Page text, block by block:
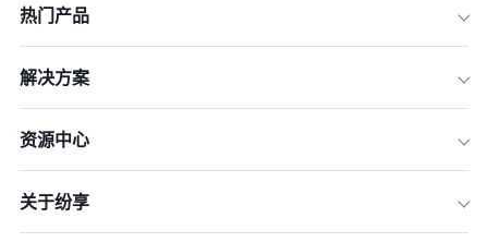
三、PaaS平台化创新迭代
热门产品
解决方案
资源中心
关于纷享